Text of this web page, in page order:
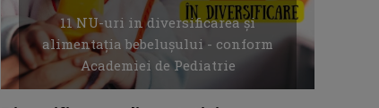
11 NU-uri in diversificarea și
alimentația bebelușului - conform
Academiei de Pediatrie